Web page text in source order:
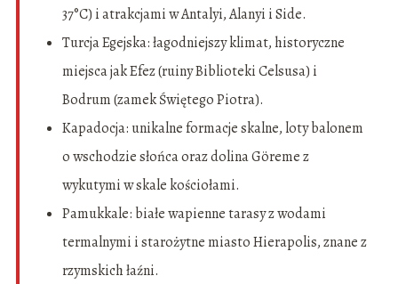
37°C) i atrakcjami w Antalyi, Alanyi i Side.
Turcja Egejska: łagodniejszy klimat, historyczne
miejsca jak Efez (ruiny Biblioteki Celsusa) i
Bodrum (zamek Świętego Piotra).
Kapadocja: unikalne formacje skalne, loty balonem
o wschodzie słońca oraz dolina Göreme z
wykutymi w skale kościołami.
Pamukkale: białe wapienne tarasy z wodami
termalnymi i starożytne miasto Hierapolis, znane z
rzymskich łaźni.